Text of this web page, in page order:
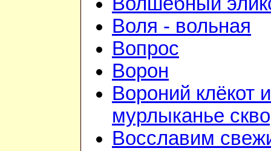
Воля - вольная
Вопрос
Ворон
Вороний клёкот и
мурлыканье
Восславим